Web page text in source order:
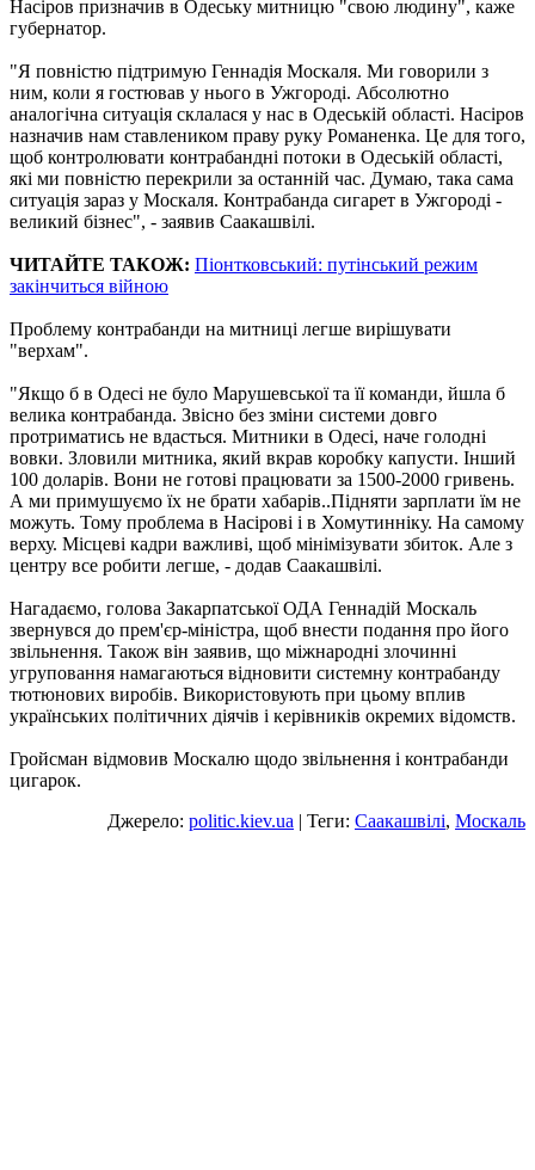
Насіров призначив в Одеську митницю "свою людину", каже
губернатор.
"Я повністю підтримую Геннадія Москаля. Ми говорили з
ним, коли я гостював у нього в Ужгороді. Абсолютно
аналогічна ситуація склалася у нас в Одеській області. Насіров
назначив нам ставлеником праву руку Романенка. Це для того,
щоб контролювати контрабандні потоки в Одеській області,
які ми повністю перекрили за останній час. Думаю, така сама
ситуація зараз у Москаля. Контрабанда сигарет в Ужгороді -
великий бізнес", - заявив Саакашвілі.
ЧИТАЙТЕ ТАКОЖ: Піонтковський: путінський режим
закінчиться війною
Проблему контрабанди на митниці легше вирішувати
"верхам".
"Якщо б в Одесі не було Марушевської та її команди, йшла б
велика контрабанда. Звісно без зміни системи довго
протриматись не вдасться. Митники в Одесі, наче голодні
вовки. Зловили митника, який вкрав коробку капусти. Інший
100 доларів. Вони не готові працювати за 1500-2000 гривень.
А ми примушуємо їх не брати хабарів..Підняти зарплати їм не
можуть. Тому проблема в Насірові і в Хомутинніку. На самому
верху. Місцеві кадри важливі, щоб мінімізувати збиток. Але з
центру все робити легше, - додав Саакашвілі.
Нагадаємо, голова Закарпатської ОДА Геннадій Москаль
звернувся до прем'єр-міністра, щоб внести подання про його
звільнення. Також він заявив, що міжнародні злочинні
угруповання намагаються відновити системну контрабанду
тютюнових виробів. Використовують при цьому вплив
українських політичних діячів і керівників окремих відомств.
Гройсман відмовив Москалю щодо звільнення і контрабанди
цигарок.
Джерело: politic.kiev.ua | Теги: Саакашвілі, Москаль